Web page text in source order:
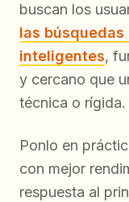
buscan los
las búsquedas
inteligentes,
y cercano que
técnica o rígida.
Ponlo en
con mejor
respuesta al